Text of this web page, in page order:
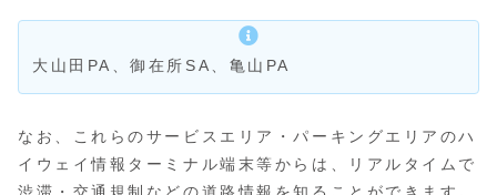
大山田PA、御在所SA、亀山PA
なお、これらのサービスエリア・パーキングエリアのハ
イウェイ情報ターミナル端末等からは、リアルタイムで
渋滞・交通規制などの道路情報を知ることができます。